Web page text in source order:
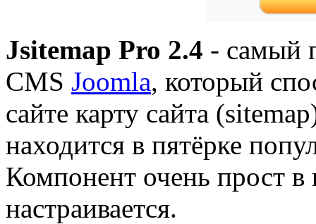
Jsitemap Pro 2.4 - самый
CMS Joomla, который
сайте карту сайта
находится в пятёрке
Компонент очень прост в
настраивается.